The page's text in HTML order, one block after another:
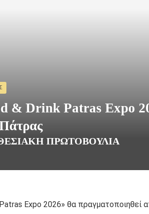
& Drink Patras Expo
ΠΡΩΤΟΒΟΥΛΊΑ
Expo 2026» θα πραγματοποιηθεί